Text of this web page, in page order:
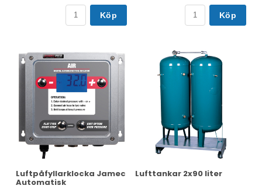
Köp Köp
Luftpåfyllarklocka Jamec
Automatisk
Lufttankar 2x90 liter